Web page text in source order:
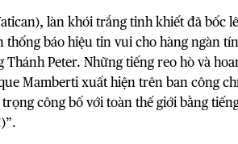
làn khói trắng tinh khiết đã bốc
báo hiệu tin vui cho hàng ngàn
Thánh Peter. Những tiếng reo hò và
Mamberti xuất hiện trên ban công
công bố với toàn thế giới bằng